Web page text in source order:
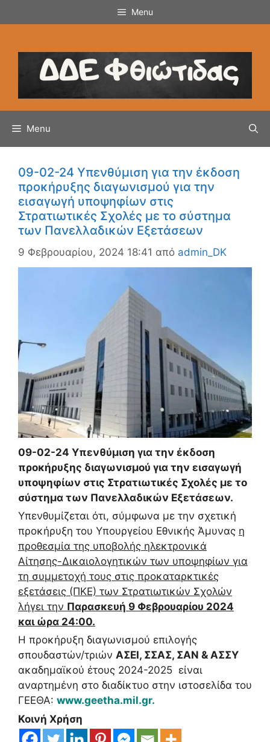
σε
Menu
Menu
09-02-24 Υπενθύμιση για την έκδοση
προκήρυξης διαγωνισμού για την
εισαγωγή υποψηφίων στις
Στρατιωτικές Σχολές με το σύστημα
των Πανελλαδικών Εξετάσεων
9 Φεβρουαρίου, 2024 18:41 από admin_DK
09-02-24 Υπενθύμιση για την έκδοση
προκήρυξης διαγωνισμού για την εισαγωγή
υποψηφίων στις Στρατιωτικές Σχολές με το
σύστημα των Πανελλαδικών Εξετάσεων.
Υπενθυμίζεται ότι, σύμφωνα με την σχετική
προκήρυξη του Υπουργείου Εθνικής Άμυνας η
προθεσμία της υποβολής ηλεκτρονικά
Αίτησης-Δικαιολογητικών των υποψηφίων για
τη συμμετοχή τους στις προκαταρκτικές
εξετάσεις (ΠΚΕ) των Στρατιωτικών Σχολών
λήγει την Παρασκευή 9 Φεβρουαρίου 2024
και ώρα 24:00.
Η προκήρυξη διαγωνισμού επιλογής
σπουδαστών/τριών ΑΣΕΙ, ΣΣΑΣ, ΣΑΝ & ΑΣΣΥ
ακαδημαϊκού έτους 2024-2025 είναι
αναρτημένη στο διαδίκτυο στην ιστοσελίδα του
ΓΕΕΘΑ: www.geetha.mil.gr.
Κοινή Χρήση